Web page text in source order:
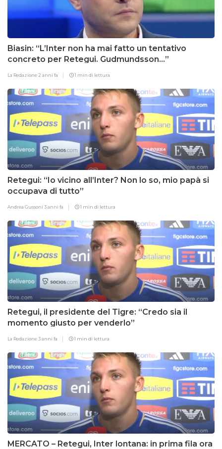
Biasin: “L’Inter non ha mai fatto un tentativo
concreto per Retegui. Gudmundsson…”
La Redazione 2 anni fa 1 min di lettura
Retegui: “Io vicino all’Inter? Non lo so, mio papà si
occupava di tutto”
Andrea Gussoni 3 anni fa 1 min di lettura
Retegui, il presidente del Tigre: “Credo sia il
momento giusto per venderlo”
La Redazione3 anni fa 1 min di lettura
MERCATO – Retegui, Inter lontana: in prima fila ora